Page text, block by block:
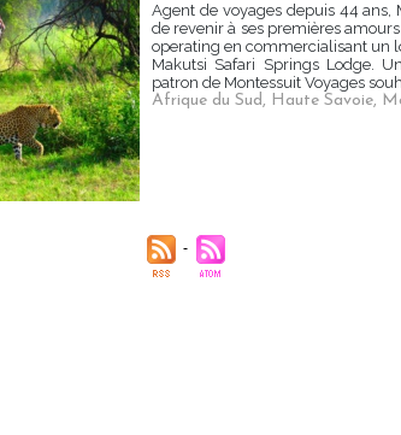
Agent de voyages depuis 44 ans,
de revenir à ses premières
operating en commercialisant un
Makutsi Safari Springs Lodge.
patron de Montessuit Voyages
Afrique du Sud, Haute Savoie,